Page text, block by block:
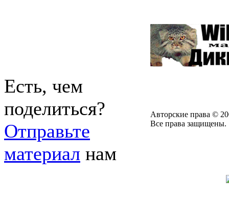
Есть, чем
поделиться?
Отправьте
материал нам
Авторские права ©
Все права защищены.